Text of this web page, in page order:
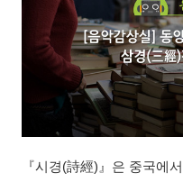
『시경(詩經)』은 중국에